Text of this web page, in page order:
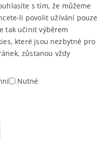
vMacron Software
o přístupnosti
s tím, že můžeme
li povolit užívání pouze
tak učinit výběrem
které jsou nezbytné pro
zůstanou vždy
Nutné
COOKIES